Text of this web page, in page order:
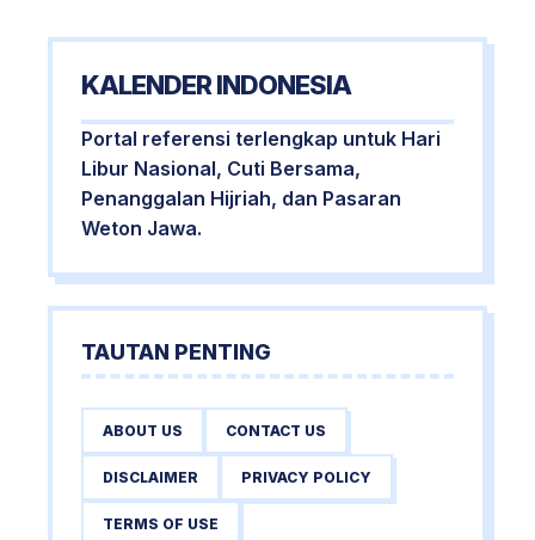
KALENDER INDONESIA
Portal referensi terlengkap untuk Hari
Libur Nasional, Cuti Bersama,
Penanggalan Hijriah, dan Pasaran
Weton Jawa.
TAUTAN PENTING
ABOUT US CONTACT US
DISCLAIMER PRIVACY POLICY
TERMS OF USE